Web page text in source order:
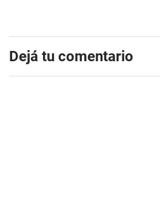
Dejá tu comentario